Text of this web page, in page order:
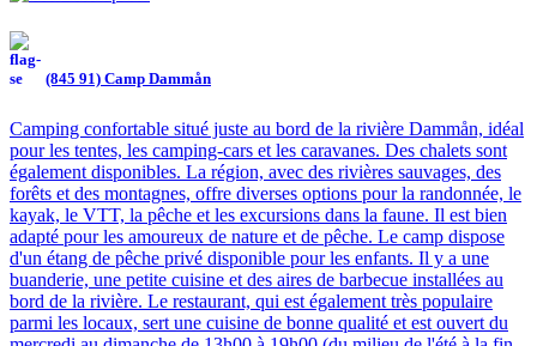
(845 91) Camp Dammån
Camping confortable situé juste au bord de la rivière Dammån, idéal
pour les tentes, les camping-cars et les caravanes. Des chalets sont
également disponibles. La région, avec des rivières sauvages, des
forêts et des montagnes, offre diverses options pour la randonnée, le
kayak, le VTT, la pêche et les excursions dans la faune. Il est bien
adapté pour les amoureux de nature et de pêche. Le camp dispose
d'un étang de pêche privé disponible pour les enfants. Il y a une
buanderie, une petite cuisine et des aires de barbecue installées au
bord de la rivière. Le restaurant, qui est également très populaire
parmi les locaux, sert une cuisine de bonne qualité et est ouvert du